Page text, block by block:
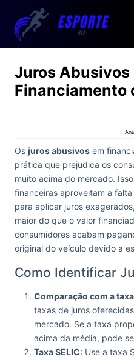
Juros Abusivos
Financiamento
Os juros abusivos em
prática que prejudica os
muito acima do mercado.
financeiras aproveitam a
para aplicar juros
maior do que o valor
consumidores acabam
original do veículo devido a
Como Identificar
Comparação com a
taxas de juros
mercado. Se a taxa
acima da média, pode
Taxa SELIC: Use a taxa